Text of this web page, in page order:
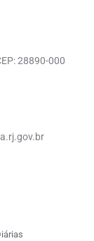
28890-000